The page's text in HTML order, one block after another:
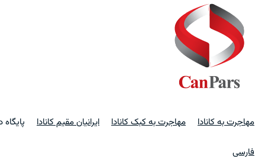
مهاجرت به کانادا مهاجرت به کبک کانادا ایرانیان مقیم کانادا
فارسی